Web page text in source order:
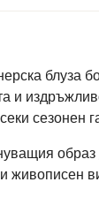
блуза
и
сезонен
образ
живописен